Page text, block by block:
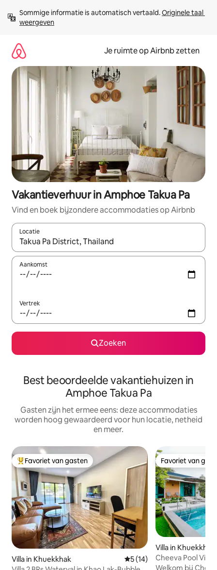
direct
naar
Sommige informatie is automatisch vertaald. Originele taal
weergeven
Je ruimte op Airbnb zetten
Vakantieverhuur in Amphoe Takua Pa
Vind en boek bijzondere accommodaties op Airbnb
Locatie
Wanneer er suggesties beschikbaar zijn, maak je een keuze
Aankomst
Vertrek
Zoeken
Best beoordeelde vakantiehuizen in
Amphoe Takua Pa
Gasten zijn het ermee eens: deze accommodaties
worden hoog gewaardeerd voor hun locatie, netheid
en meer.
Topfavoriet van gasten
Favoriet van gasten
Villa in Khuekkhak Gemiddelde beoordeling
5 (14)
Favoriet van
Favoriet van
Villa in Khuekkhak
Cheeva Pool Villa
10m zwembad
Welkom bij